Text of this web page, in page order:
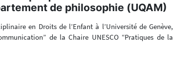
de philosophie (UQAM)
en Droits de l’Enfant à l’Université de Genève,
de la Chaire UNESCO “Pratiques de la